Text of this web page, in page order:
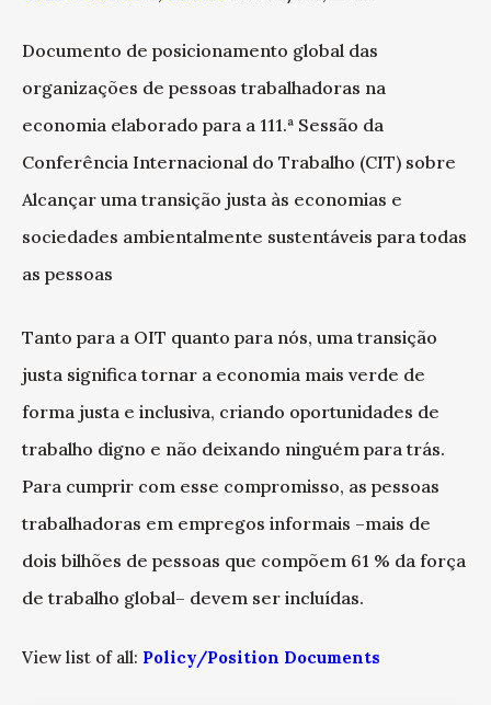
Documento de posicionamento global das
organizações de pessoas trabalhadoras na
economia elaborado para a 111.ª Sessão da
Conferência Internacional do Trabalho (CIT) sobre
Alcançar uma transição justa às economias e
sociedades ambientalmente sustentáveis para todas
as pessoas
Tanto para a OIT quanto para nós, uma transição
justa significa tornar a economia mais verde de
forma justa e inclusiva, criando oportunidades de
trabalho digno e não deixando ninguém para trás.
Para cumprir com esse compromisso, as pessoas
trabalhadoras em empregos informais –mais de
dois bilhões de pessoas que compõem 61 % da força
de trabalho global– devem ser incluídas.
View list of all: Policy/Position Documents